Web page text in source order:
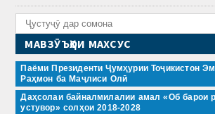
МАВЗӮЪҲОИ МАХСУС
Паёми Президенти Ҷумҳурии Тоҷикистон
Раҳмон ба Маҷлиси Олӣ
Даҳсолаи байналмилалии амал «Об барои
устувор» солҳои 2018-2028